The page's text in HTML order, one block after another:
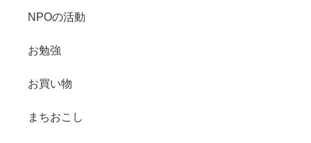
NPOの活動
お勉強
お買い物
まちおこし